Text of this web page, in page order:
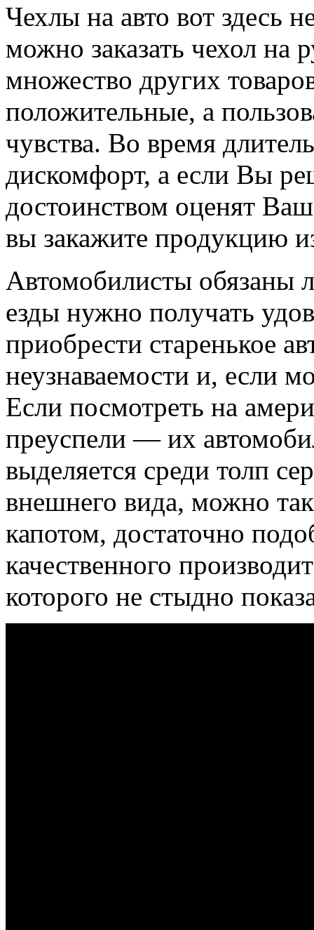
Чехлы на авто вот здесь
можно заказать чехол на
множество других
положительные, а
чувства. Во время
дискомфорт, а если Вы
достоинством оценят
вы закажите продукцию
Автомобилисты обязаны
езды нужно получать
приобрести старенькое
неузнаваемости и, если
Если посмотреть на
преуспели — их
выделяется среди толп
внешнего вида, можно
капотом, достаточно
качественного
которого не стыдно